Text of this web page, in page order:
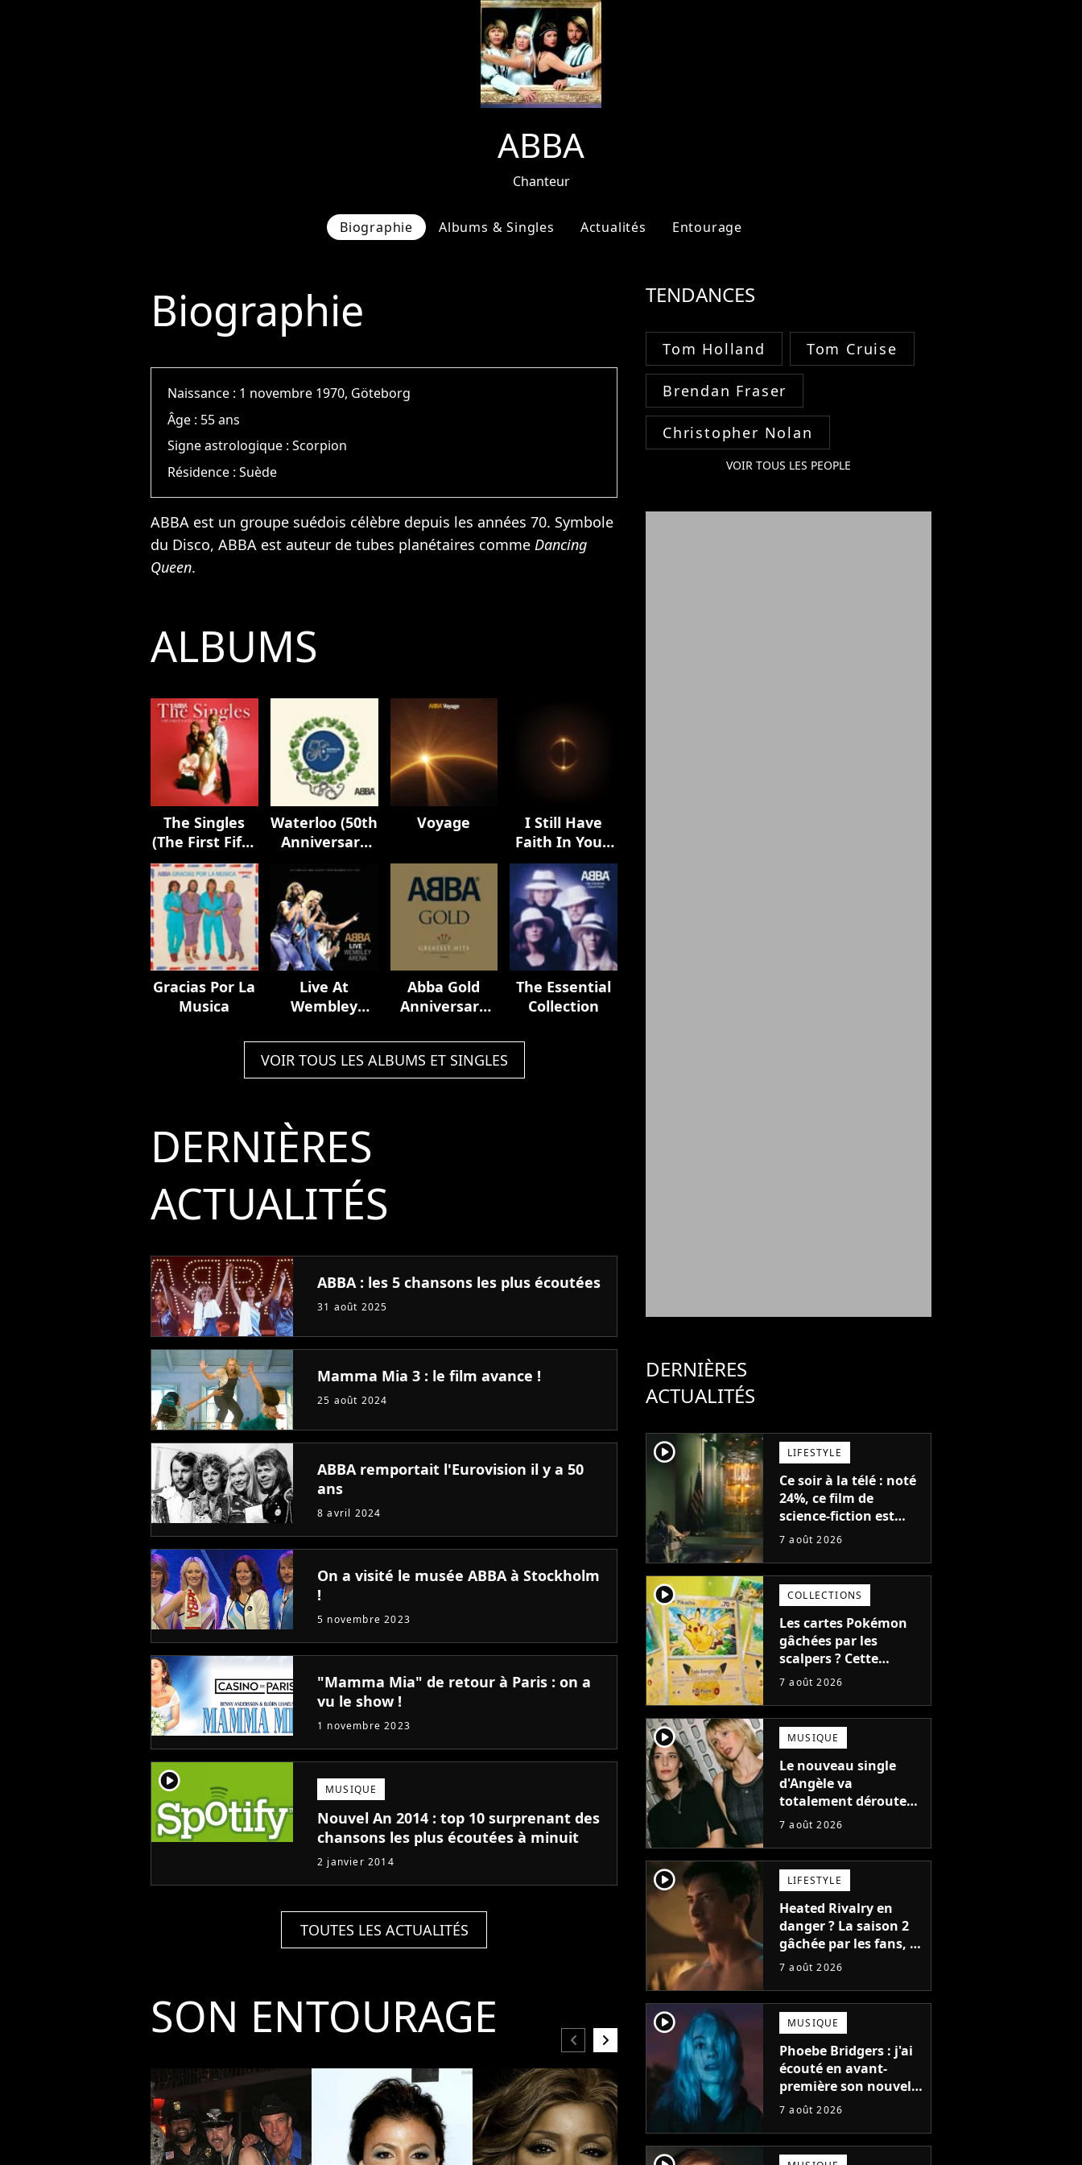
ABBA
Chanteur
Biographie Albums & Singles Actualités Entourage
Biographie
Naissance : 1 novembre 1970, Göteborg
Âge : 55 ans
Signe astrologique :Scorpion
Résidence :Suède
ABBA est un groupe suédois célèbre depuis les années 70. Symbole
du Disco, ABBA est auteur de tubes planétaires comme Dancing
Queen.
ALBUMS
The Singles
(The First Fifty
Years)
Waterloo (50th
Anniversary
Voyage
I Still Have
Faith In You /
Don't Shut Me
Down
Gracias Por La
Musica
Live At
Wembley
Abba Gold
Anniversary
The Essential
Collection
VOIR TOUS LES ALBUMS ET SINGLES
DERNIÈRES
ACTUALITÉS
ABBA : les 5 chansons les plus écoutées
31 août 2025
Mamma Mia 3 : le film avance !
25 août 2024
ABBA remportait l'Eurovision il y a 50
ans
8 avril 2024
On a visité le musée ABBA à Stockholm
!
5 novembre 2023
"Mamma Mia" de retour à Paris : on a
vu le show !
1 novembre 2023
player2 MUSIQUE
Nouvel An 2014 : top 10 surprenant des
chansons les plus écoutées à minuit
2 janvier 2014
TOUTES LES ACTUALITÉS
SON ENTOURAGE chevron_left chevron_right
TENDANCES
Tom Holland Tom Cruise
Brendan Fraser
Christopher Nolan
VOIR TOUS LES PEOPLE
DERNIÈRES
ACTUALITÉS
player2 LIFESTYLE
Ce soir à la télé : noté
24%, ce film de
science-fiction est
complètement raté,
encore pire à cause de
son acteur
7 août 2026
player2 COLLECTIONS
Les cartes Pokémon
gâchées par les
scalpers ? Cette
technique géniale
ruiner les revendeurs
7 août 2026
player2 MUSIQUE
Le nouveau single
d'Angèle va
totalement dérouter
le public, et c'est une
7 août 2026
player2 LIFESTYLE
Heated Rivalry en
danger ? La saison 2
gâchée par les fans, le
créateur pousse un
7 août 2026
player2 MUSIQUE
Phoebe Bridgers : j'ai
écouté en avant-
première son nouvel
album, c'est le bijou
7 août 2026